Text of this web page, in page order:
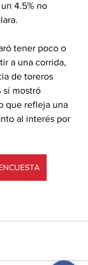
4.5% no
tener poco o
a una corrida,
de toreros
sí mostró
que refleja una
al interés por